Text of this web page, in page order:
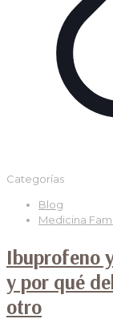
Categorías
Blog
Medicina
Ibuprofeno
y por qué
otro